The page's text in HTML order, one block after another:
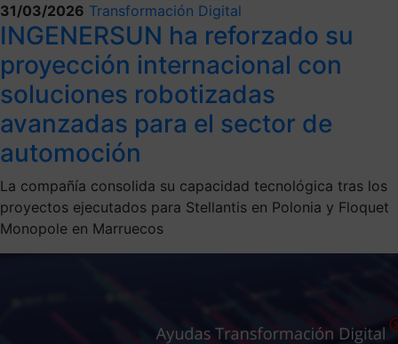
31/03/2026 Transformación Digital
INGENERSUN ha reforzado su
proyección internacional con
soluciones robotizadas
avanzadas para el sector de
automoción
La compañía consolida su capacidad tecnológica tras los
proyectos ejecutados para Stellantis en Polonia y Floquet
Monopole en Marruecos